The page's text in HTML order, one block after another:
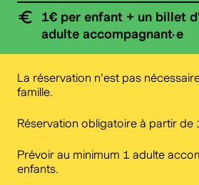
1€ per enfant + un billet
adulte accompagnant·e
La réservation n'est pas
famille.
Réservation obligatoire à partir de
Prévoir au minimum 1 adulte
enfants.